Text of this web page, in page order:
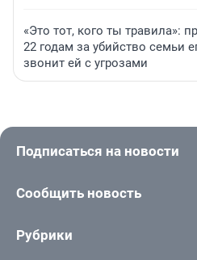
«Это тот, кого ты травила»:
22 годам за убийство семьи
звонит ей с угрозами
Подписаться на новости
Сообщить новость
Рубрики